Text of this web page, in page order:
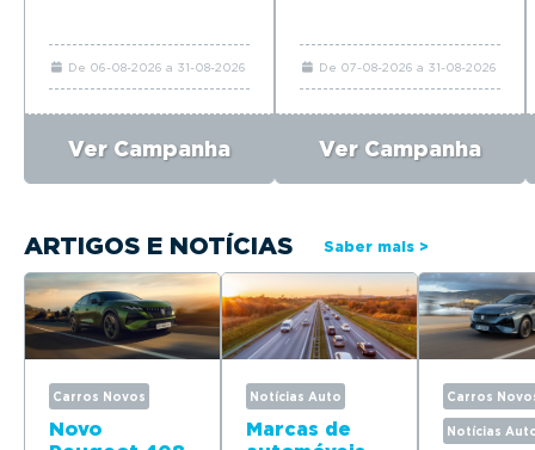
De 06-08-2026 a 31-08-2026
Ver Campanha
De 07-08-2026 a 31-08-2026
Ver Campanha
ARTIGOS E NOTÍCIAS Saber mais >
Carros Novos
Novo
Notícias Auto
Marcas de
Carros
Notícias